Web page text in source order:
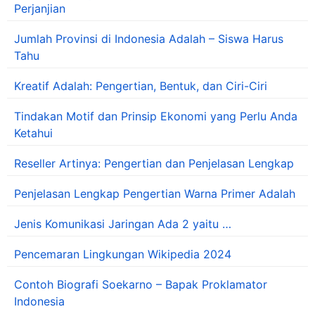
Perjanjian
Jumlah Provinsi di Indonesia Adalah – Siswa Harus
Tahu
Kreatif Adalah: Pengertian, Bentuk, dan Ciri-Ciri
Tindakan Motif dan Prinsip Ekonomi yang Perlu Anda
Ketahui
Reseller Artinya: Pengertian dan Penjelasan Lengkap
Penjelasan Lengkap Pengertian Warna Primer Adalah
Jenis Komunikasi Jaringan Ada 2 yaitu …
Pencemaran Lingkungan Wikipedia 2024
Contoh Biografi Soekarno – Bapak Proklamator
Indonesia